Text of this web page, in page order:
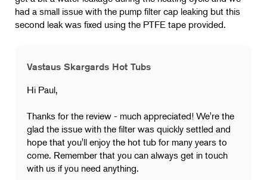
had a small issue with the pump filter cap leaking but this
second leak was fixed using the PTFE tape provided.
Vastaus Skargards Hot Tubs
Hi Paul,
Thanks for the review - much appreciated! We're the
glad the issue with the filter was quickly settled and
hope that you'll enjoy the hot tub for many years to
come. Remember that you can always get in touch
with us if you need anything.